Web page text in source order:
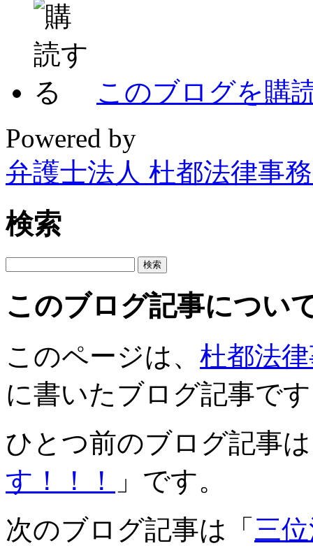
このブログを購
Powered by
弁護士法人 杜都法律事
検索
このブログ記事につい
このページは、 杜都法
に書いたブログ記事で
ひとつ前のブログ記事
す！！！
」です。
次のブログ記事は「 三